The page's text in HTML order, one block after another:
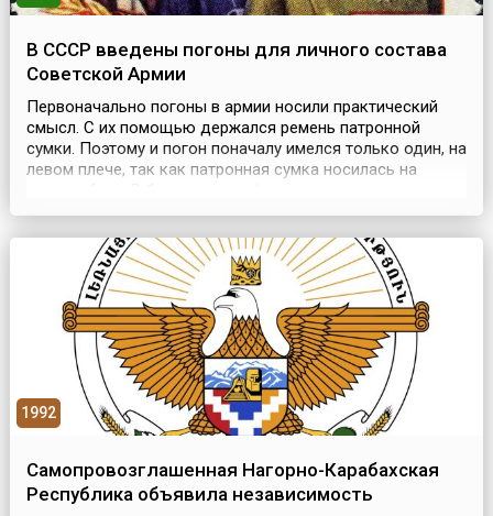
В СССР введены погоны для личного состава
Советской Армии
Первоначально погоны в армии носили практический
смысл. С их помощью держался ремень патронной
сумки. Поэтому и погон поначалу имелся только один, на
левом плече, так как патронная сумка носилась на
употреблялись, а ранг обозначался нашивками на рукаве
появились на военной одежде при Петре I. С ...
1992
Самопровозглашенная Нагорно-Карабахская
Республика объявила независимость